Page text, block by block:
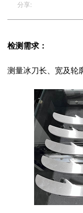
分享:
检测需求：
测量冰刀长、宽及轮